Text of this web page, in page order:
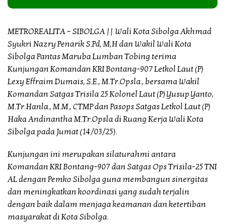
METROREALITA – SIBOLGA || Wali Kota Sibolga Akhmad
Syukri Nazry Penarik S.Pd, M,H dan Wakil Wali Kota
Sibolga Pantas Maruba Lumban Tobing terima
Kunjungan Komandan KRI Bontang-907 Letkol Laut (P)
Lexy Effraim Dumais, S.E., M.Tr.Opsla., bersama Wakil
Komandan Satgas Trisila 25 Kolonel Laut (P) Yusup Yanto,
M.Tr.Hanla., M.M., CTMP dan Pasops Satgas Letkol Laut (P)
Haka Andinantha M.Tr.Opsla di Ruang Kerja Wali Kota
Sibolga pada Jumat (14/03/25).
Kunjungan ini merupakan silaturahmi antara
Komandan KRI Bontang-907 dan Satgas Ops Trisila-25 TNI
AL dengan Pemko Sibolga guna membangun sinergitas
dan meningkatkan koordinasi yang sudah terjalin
dengan baik dalam menjaga keamanan dan ketertiban
masyarakat di Kota Sibolga.